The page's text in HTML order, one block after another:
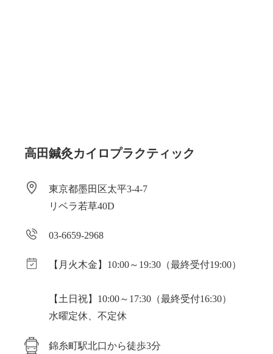
高田鍼灸カイロプラクティック
東京都墨田区太平3-4-7
リベラ若草40D
03-6659-2968
【月火木金】10:00～19:30（最終受付19:00）
【土日祝】10:00～17:30（最終受付16:30）
水曜定休、不定休
錦糸町駅北口から徒歩3分